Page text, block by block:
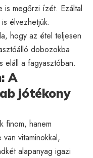
is megőrzi ízét. Ezáltal
élvezhetjük.
hogy az étel teljesen
dobozokba
eláll a fagyasztóban.
A
jótékony
finom, hanem
vitaminokkal,
alapanyag igazi